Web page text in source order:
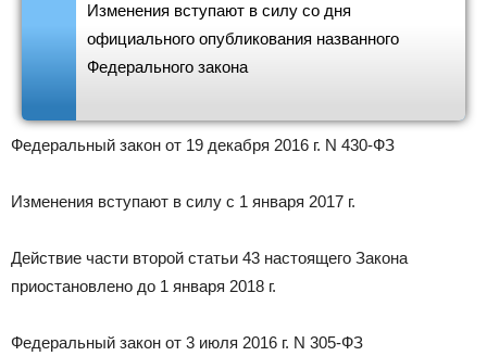
Изменения вступают в силу со дня
официального опубликования названного
Федерального закона
Федеральный закон от 19 декабря 2016 г. N 430-ФЗ
Изменения вступают в силу с 1 января 2017 г.
Действие части второй статьи 43 настоящего Закона
приостановлено до 1 января 2018 г.
Федеральный закон от 3 июля 2016 г. N 305-ФЗ